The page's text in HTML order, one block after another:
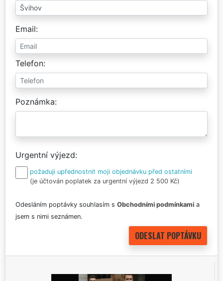
Email
Telefon
Poznámka
Urgentní výjezd
požaduji upřednostnit moji objednávku před ostatními
(je účtován poplatek za urgentní výjezd 2 500 Kč)
Odesláním poptávky souhlasím s Obchodními podmínkami a
jsem s nimi seznámen.